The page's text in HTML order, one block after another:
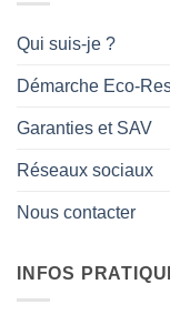
Qui suis-je ?
Démarche Eco-
Garanties et SAV
Réseaux sociaux
Nous contacter
INFOS